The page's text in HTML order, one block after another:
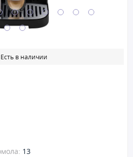
Есть в наличии
13